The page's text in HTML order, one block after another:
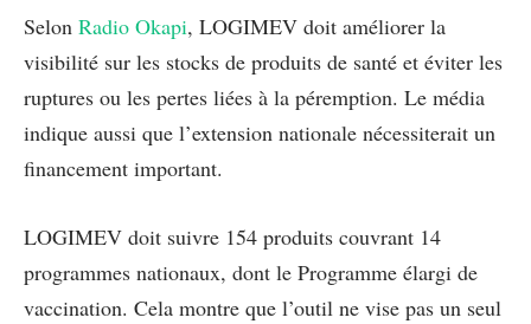
Selon Radio Okapi, LOGIMEV doit améliorer la
visibilité sur les stocks de produits de santé et éviter les
ruptures ou les pertes liées à la péremption. Le média
indique aussi que l’extension nationale nécessiterait un
financement important.
LOGIMEV doit suivre 154 produits couvrant 14
programmes nationaux, dont le Programme élargi de
vaccination. Cela montre que l’outil ne vise pas un seul